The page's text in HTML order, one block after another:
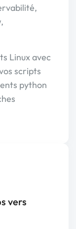
Linux avec
scripts
python
vers